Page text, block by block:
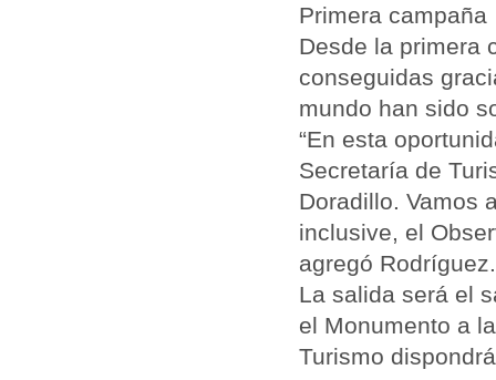
Primera campaña
Desde la primera
conseguidas
mundo han sido
“En esta
Secretaría de
Doradillo. Vamos
inclusive, el
agregó Rodríguez.
La salida será el
el Monumento a
Turismo